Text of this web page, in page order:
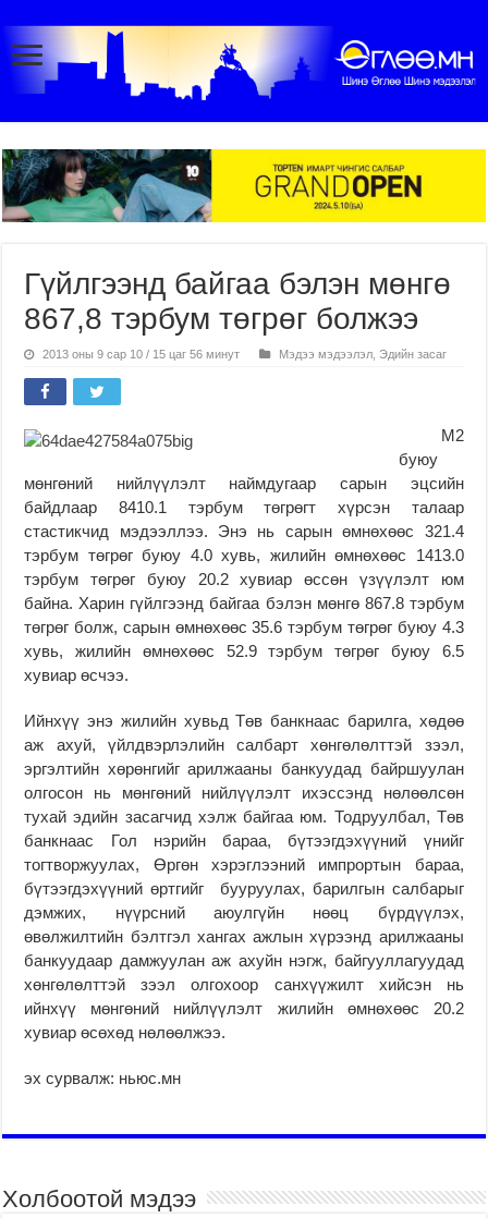
Гүйлгээнд байгаа бэлэн мөнгө
867,8 тэрбум төгрөг болжээ
2013 оны 9 сар 10 / 15 цаг 56 минут Мэдээ мэдээлэл Эдийн засаг
М2
буюу
мөнгөний нийлүүлэлт наймдугаар сарын эцсийн
байдлаар 8410.1 тэрбум төгрөгт хүрсэн талаар
стастикчид мэдээллээ. Энэ нь сарын өмнөхөөс 321.4
тэрбум төгрөг буюу 4.0 хувь, жилийн өмнөхөөс 1413.0
тэрбум төгрөг буюу 20.2 хувиар өссөн үзүүлэлт юм
байна. Харин гүйлгээнд байгаа бэлэн мөнгө 867.8 тэрбум
төгрөг болж, сарын өмнөхөөс 35.6 тэрбум төгрөг буюу 4.3
хувь, жилийн өмнөхөөс 52.9 тэрбум төгрөг буюу 6.5
хувиар өсчээ.
Ийнхүү энэ жилийн хувьд Төв банкнаас барилга, хөдөө
аж ахуй, үйлдвэрлэлийн салбарт хөнгөлөлттэй зээл,
эргэлтийн хөрөнгийг арилжааны банкуудад байршуулан
олгосон нь мөнгөний нийлүүлэлт ихэссэнд нөлөөлсөн
тухай эдийн засагчид хэлж байгаа юм. Тодруулбал, Төв
банкнаас Гол нэрийн бараа, бүтээгдэхүүний үнийг
тогтворжуулах, Өргөн хэрэглээний импрортын бараа,
бүтээгдэхүүний өртгийг бууруулах, барилгын салбарыг
дэмжих, нүүрсний аюулгүйн нөөц бүрдүүлэх,
өвөлжилтийн бэлтгэл хангах ажлын хүрээнд арилжааны
банкуудаар дамжуулан аж ахуйн нэгж, байгууллагуудад
хөнгөлөлттэй зээл олгохоор санхүүжилт хийсэн нь
ийнхүү мөнгөний нийлүүлэлт жилийн өмнөхөөс 20.2
хувиар өсөхөд нөлөөлжээ.
эх сурвалж: ньюс.мн
Холбоотой мэдээ